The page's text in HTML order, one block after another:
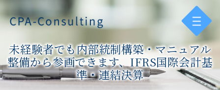
未経験者でも内部統制構築・マニュアル
整備から参画できます、IFRS国際会計基
準・連結決算